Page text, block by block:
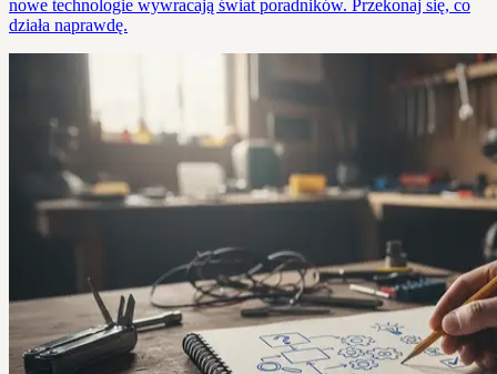
nowe technologie wywracają świat poradników. Przekonaj się, co
działa naprawdę.